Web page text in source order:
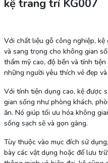
kệ trang trí KG007
Với chất liệu gỗ công nghiệp,
và sang trọng cho không gian
thẩm mỹ cao, độ bền và tính
những người yêu thích vẻ đẹp
Với tính tiện dụng cao, kệ được
gian sống như phòng khách,
ăn. Nó giúp tối ưu hóa không
sống sạch sẽ và gọn gàng.
Tùy thuộc vào mục đích sử
bày các vật dụng hoặc để lưu